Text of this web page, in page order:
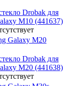
Drobak для
M10 (441637)
Galaxy M20
Drobak для
M20 (441638)